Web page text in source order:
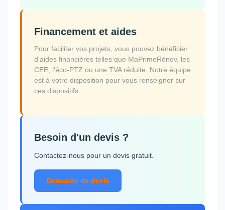
Financement et aides
Pour faciliter vos projets, vous pouvez bénéficier
d'aides financières telles que MaPrimeRénov, les
CEE, l'éco-PTZ ou une TVA réduite. Notre équipe
est à votre disposition pour vous renseigner sur
ces dispositifs.
Besoin d'un devis ?
Contactez-nous pour un devis gratuit.
Demande de devis